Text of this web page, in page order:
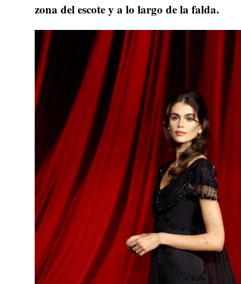
zona del escote y a lo largo de la falda.